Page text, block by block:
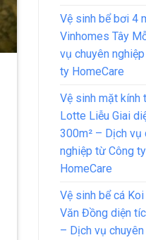
Vệ sinh bể bơi 4
Vinhomes Tây
vụ chuyên
ty HomeCare
Vệ sinh mặt kính
Lotte Liễu Giai
300m² – Dịch vụ
nghiệp từ Công ty
HomeCare
Vệ sinh bể cá
Văn Đồng diện
– Dịch vụ